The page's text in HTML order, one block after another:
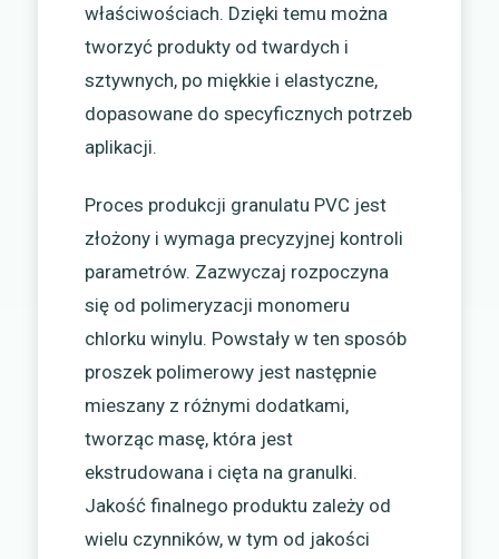
właściwościach. Dzięki temu można
tworzyć produkty od twardych i
sztywnych, po miękkie i elastyczne,
dopasowane do specyficznych potrzeb
aplikacji.
Proces produkcji granulatu PVC jest
złożony i wymaga precyzyjnej kontroli
parametrów. Zazwyczaj rozpoczyna
się od polimeryzacji monomeru
chlorku winylu. Powstały w ten sposób
proszek polimerowy jest następnie
mieszany z różnymi dodatkami,
tworząc masę, która jest
ekstrudowana i cięta na granulki.
Jakość finalnego produktu zależy od
wielu czynników, w tym od jakości